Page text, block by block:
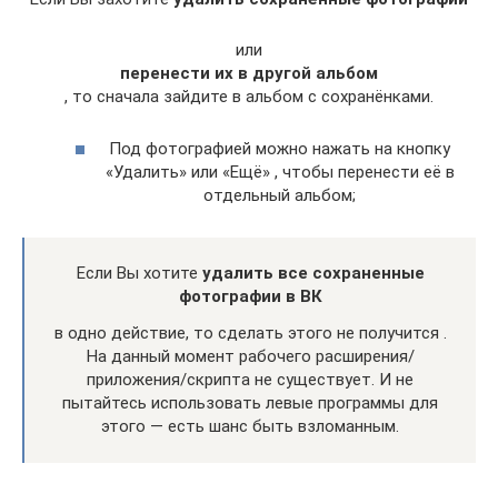
или
перенести их в другой альбом
, то сначала зайдите в альбом с сохранёнками.
Под фотографией можно нажать на кнопку
«Удалить» или «Ещё» , чтобы перенести её в
отдельный альбом;
Если Вы хотите удалить все сохраненные
фотографии в ВК
в одно действие, то сделать этого не получится .
На данный момент рабочего расширения/
приложения/скрипта не существует. И не
пытайтесь использовать левые программы для
этого — есть шанс быть взломанным.